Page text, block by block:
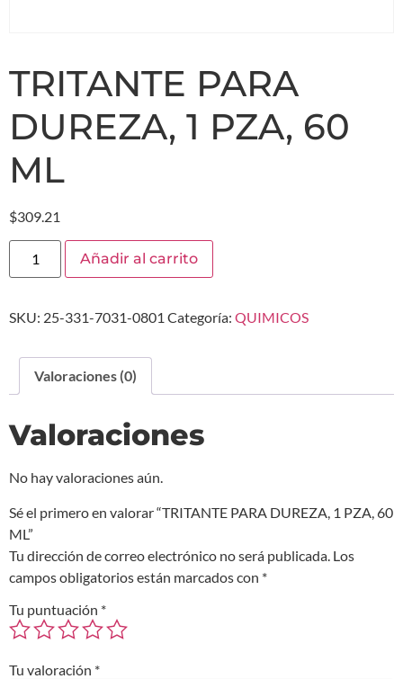
TRITANTE PARA
DUREZA, 1 PZA, 60
ML
$309.21
Añadir al carrito
SKU: 25-331-7031-0801 Categoría: QUIMICOS
Valoraciones (0)
Valoraciones
No hay valoraciones aún.
Sé el primero en valorar “TRITANTE PARA DUREZA, 1 PZA, 60
ML”
Tu dirección de correo electrónico no será publicada. Los
campos obligatorios están marcados con *
Tu puntuación *
Tu valoración *